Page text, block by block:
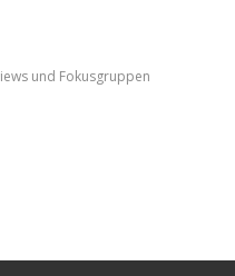
und Fokusgruppen